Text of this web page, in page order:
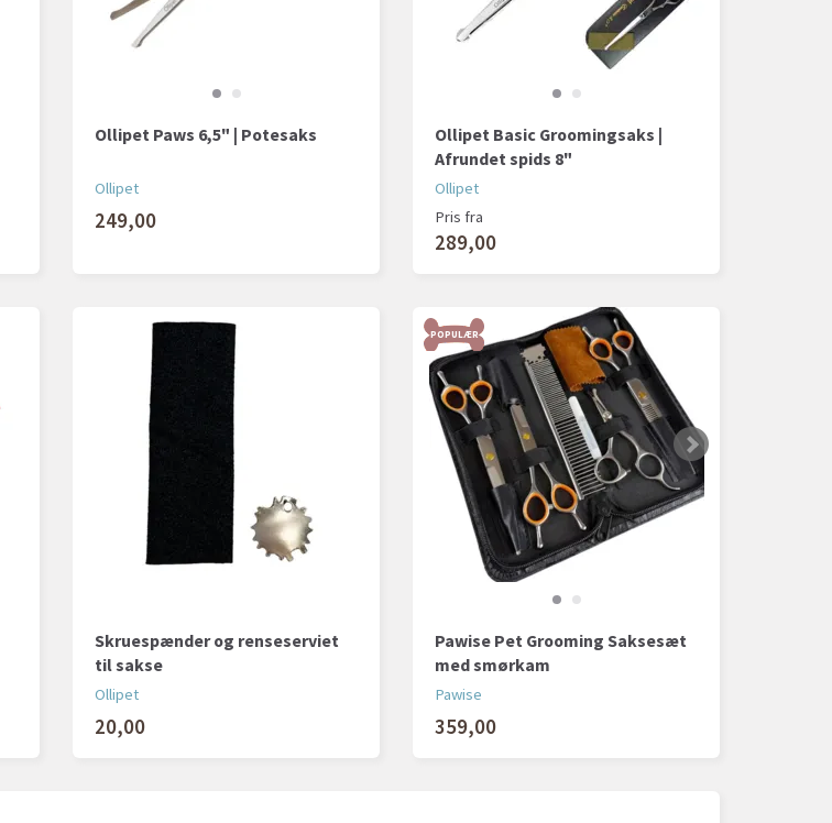
Ollipet Paws 6,5" | Potesaks
Ollipet
249,00
Ollipet Basic Groomingsaks |
Afrundet spids 8"
Ollipet
Pris fra
289,00
Skruespænder og renseserviet
til sakse
Ollipet
20,00
POPULÆR
Pawise Pet Grooming Saksesæt
med smørkam
Pawise
359,00